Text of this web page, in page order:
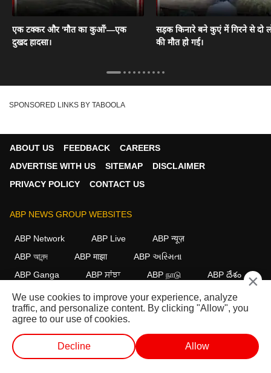
एक टक्कर और 'मौत का कुआँ'—एक
दुखद हादसा।
सड़क किनारे बने कुएं में गिरने से दो
की मौत हो गई।
SPONSORED LINKS BY TABOOLA
ABOUT US FEEDBACK
CAREERS
ADVERTISE WITH US
SITEMAP
DISCLAIMER
PRIVACY POLICY
CONTACT US
ABP NEWS GROUP WEBSITES
ABP Network ABP Live
ABP न्यूज़
ABP আনন্দ
ABP माझा
ABP અસ્મિતા
ABP Ganga
ABP ਸਾਂਝਾ ABP நாடு ABP దేశం
FOLLOW US
This website follows the DNPA Code of Ethics. Copyright@2026.
All rights reserved.
×
We use cookies to improve your experience, analyze
traffic, and personalize content. By clicking "Allow", you
agree to our use of cookies.
Decline Allow